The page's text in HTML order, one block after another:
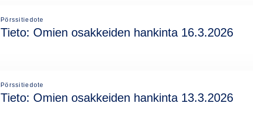
Pörssitiedote
Tieto: Omien osakkeiden hankinta 16.3.2026
Pörssitiedote
Tieto: Omien osakkeiden hankinta 13.3.2026